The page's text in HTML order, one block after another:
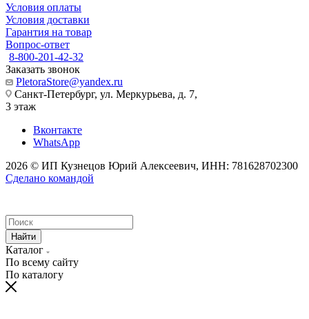
Условия оплаты
Условия доставки
Гарантия на товар
Вопрос-ответ
8-800-201-42-32
Заказать звонок
PletoraStore@yandex.ru
Санкт-Петербург, ул. Меркурьева, д. 7,
3 этаж
Вконтакте
WhatsApp
2026 © ИП Кузнецов Юрий Алексеевич, ИНН: 781628702300
Сделано командой
Найти
Каталог
По всему сайту
По каталогу